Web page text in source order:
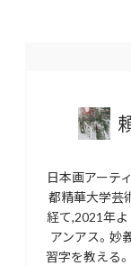
日本画アーテ
都精華大学芸
経て,2021年
アンアス。妙
習字を教える